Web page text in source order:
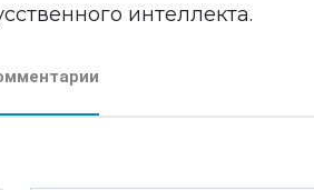
интеллекта.